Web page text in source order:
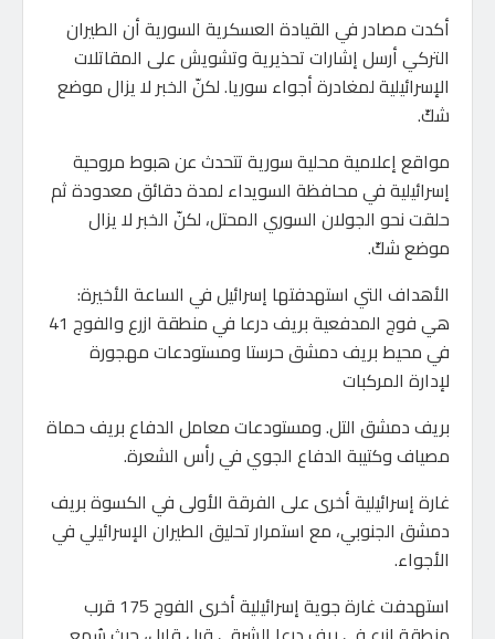
أكدت مصادر في القيادة العسكرية السورية أن الطيران
التركي أرسل إشارات تحذيرية وتشويش على المقاتلات
الإسرائيلية لمغادرة أجواء سوريا. لكنّ الخبر لا يزال موضع
شكّ.
مواقع إعلامية محلية سورية تتحدث عن هبوط مروحية
إسرائيلية في محافظة السويداء لمدة دقائق معدودة ثم
حلقت نحو الجولان السوري المحتل، لكنّ الخبر لا يزال
موضع شكّ.
الأهداف التي استهدفتها إسرائيل في الساعة الأخيرة:
هي فوج المدفعية بريف درعا في منطقة ازرع والفوج 41
في محيط بريف دمشق حرستا ومستودعات مهجورة
لإدارة المركبات
بريف دمشق التل. ومستودعات معامل الدفاع بريف حماة
مصياف وكتيبة الدفاع الجوي في رأس الشعرة.
غارة إسرائيلية أخرى على الفرقة الأولى في الكسوة بريف
دمشق الجنوبي، مع استمرار تحليق الطيران الإسرائيلي في
الأجواء.
استهدفت غارة جوية إسرائيلية أخرى الفوج 175 قرب